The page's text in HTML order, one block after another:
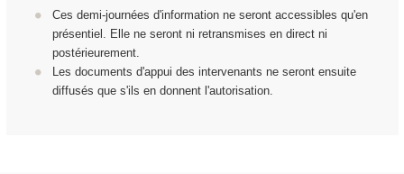
Ces demi-journées d'information ne seront accessibles qu'en
présentiel. Elle ne seront ni retransmises en direct ni
postérieurement.
Les documents d'appui des intervenants ne seront ensuite
diffusés que s'ils en donnent l'autorisation.